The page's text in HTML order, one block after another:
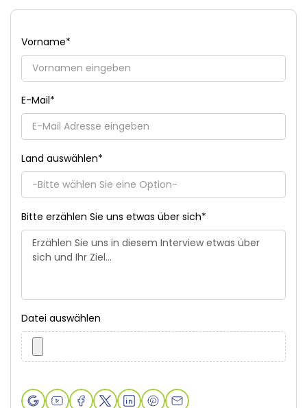
Vorname*
E-Mail*
Land auswählen*
Bitte erzählen Sie uns etwas über sich*
Datei auswählen